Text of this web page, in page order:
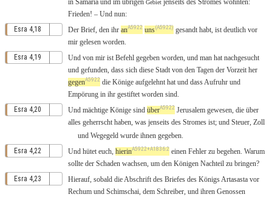
in Samariaund im übrigen Gebiet jenseitsdes Stromes wohnten:
Frieden! – Und nun:
Esra 4,18
Der Brief, denihr anA5922 uns(A5922) gesandthabt, ist deutlich vor
mir gelesen worden.
Esra 4,19
Und vonmir ist Befehl gegebenworden, und man hat nachgesucht
und gefunden, dasssich diese Stadt vonden Tagender Vorzeither
gegenA5922 die Könige aufgelehnthat und dassAufruhrund
Empörungin ihr gestiftetworden sind.
Esra 4,20
Und mächtige Königesind überA5922 Jerusalem gewesen, die über
alles geherrschthaben, was jenseitsdes Stromesist; und Steuer, Zoll
und Wegegeldwurde ihnen gegeben.
Esra 4,22
Und hüteteuch, hierinA5922+A1836:2 einen Fehlerzu begehen. Warum
sollte der Schaden wachsen, um den Königen Nachteilzu bringen?
Esra 4,23
Hierauf, sobalddieAbschriftdes Briefes des KönigsArtasasta vor
Rechumund Schimschai, dem Schreiber, und ihren Genossen